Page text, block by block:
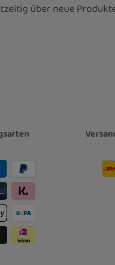
über neue